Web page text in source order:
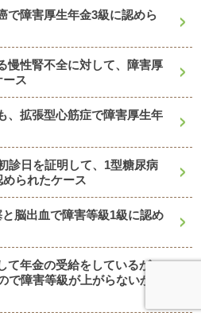
で障害厚生年金3級に認めら
慢性腎不全に対して、障害厚
ース
、拡張型心筋症で障害厚生年
診日を証明して、1型糖尿病
られたケース
と脳出血で障害等級1級に認め
て年金の受給をしているが、
で障害等級が上がらないか？